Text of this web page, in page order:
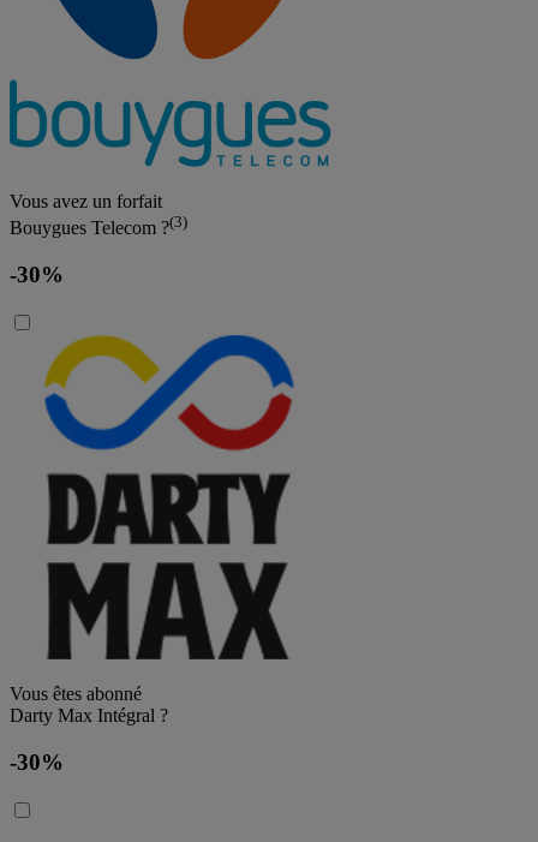
Vous avez un forfait
Bouygues Telecom ?(3)
-30%
Vous êtes abonné
Darty Max Intégral ?
-30%